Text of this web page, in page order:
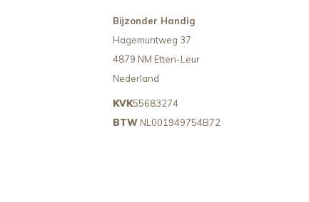
Bijzonder Handig
Hagemuntweg 37
4879 NM Etten-Leur
Nederland
KVK55683274
BTW NL001949754B72